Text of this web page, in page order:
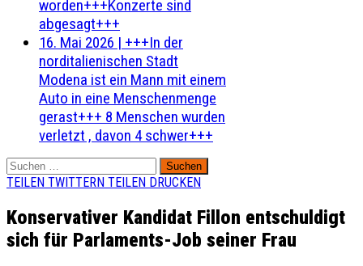
worden+++Konzerte sind
abgesagt+++
16. Mai 2026 | +++In der
norditalienischen Stadt
Modena ist ein Mann mit einem
Auto in eine Menschenmenge
gerast+++ 8 Menschen wurden
verletzt , davon 4 schwer+++
Suchen
nach:
TEILEN TWITTERN TEILEN DRUCKEN
Konservativer Kandidat Fillon entschuldigt
sich für Parlaments-Job seiner Frau